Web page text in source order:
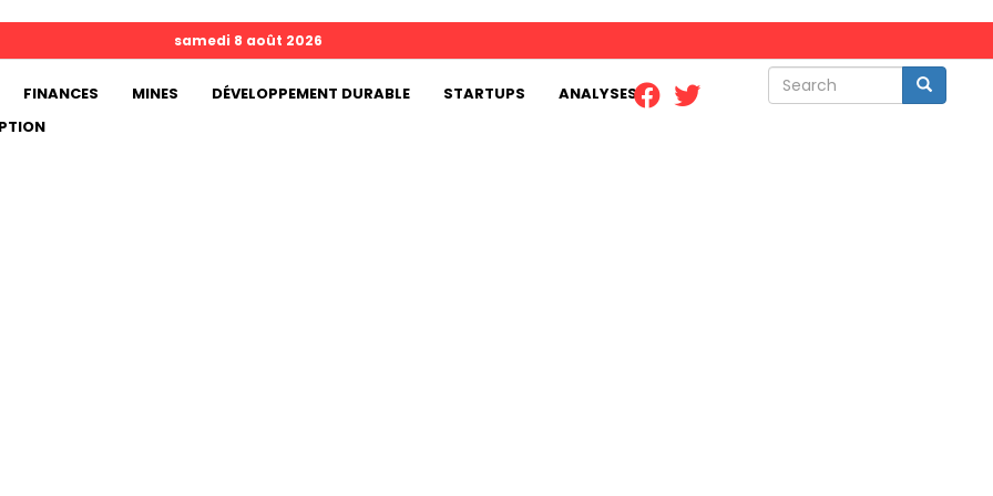
Search Search
samedi 8 août 2026
FINANCES MINES DÉVELOPPEMENT DURABLE STARTUPS
ANALYSES